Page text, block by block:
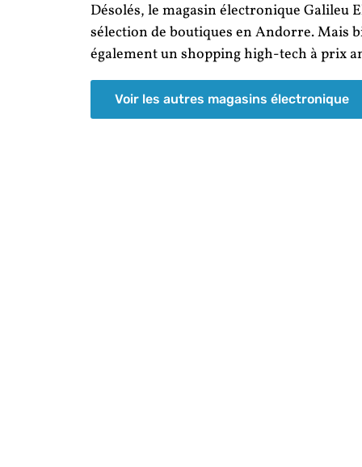
Désolés, le magasin électronique Galileu
sélection de boutiques en Andorre. Mais
également un shopping high-tech à prix
Voir les autres magasins électronique